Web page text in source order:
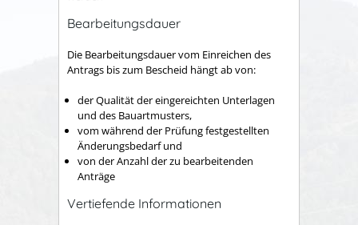
Bearbeitungsdauer
Die Bearbeitungsdauer vom Einreichen des
Antrags bis zum Bescheid hängt ab von:
der Qualität der eingereichten Unterlagen
und des Bauartmusters,
vom während der Prüfung festgestellten
Änderungsbedarf und
von der Anzahl der zu bearbeitenden
Anträge
Vertiefende Informationen